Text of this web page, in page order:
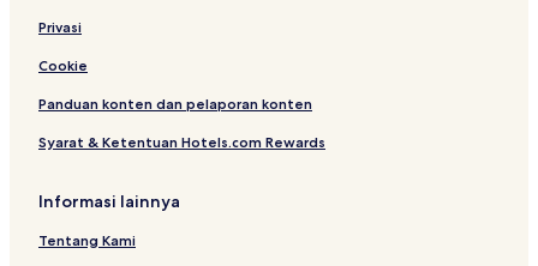
Privasi
Cookie
Panduan konten dan pelaporan konten
Syarat & Ketentuan Hotels.com Rewards
Informasi lainnya
Tentang Kami